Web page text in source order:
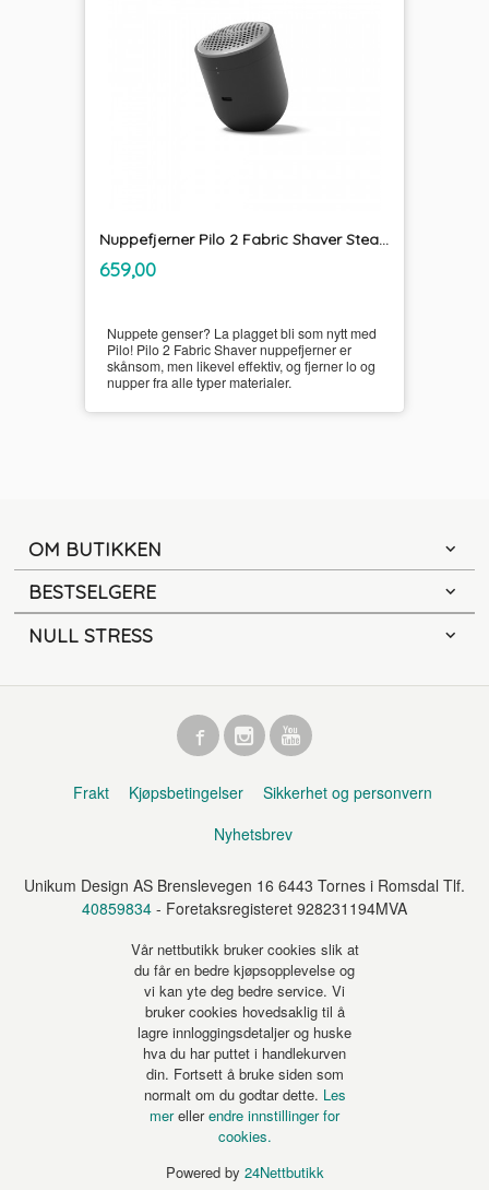
Nuppefjerner Pilo 2 Fabric Shaver Steamery
Pris
659,00mva.
Nuppete genser? La plagget bli som nytt med
Pilo! Pilo 2 Fabric Shaver nuppefjerner er
skånsom, men likevel effektiv, og fjerner lo og
nupper fra alle typer materialer.
OM BUTIKKEN
BESTSELGERE
NULL STRESS
Frakt Kjøpsbetingelser
Sikkerhet og personvern
Nyhetsbrev
Unikum Design AS Brenslevegen 16 6443 Tornes i Romsdal Tlf.
40859834 - Foretaksregisteret 928231194MVA
Vår nettbutikk bruker cookies slik at
du får en bedre kjøpsopplevelse og
vi kan yte deg bedre service. Vi
bruker cookies hovedsaklig til å
lagre innloggingsdetaljer og huske
hva du har puttet i handlekurven
din. Fortsett å bruke siden som
normalt om du godtar dette. Les
merellerendre innstillinger for
cookies.
Powered by 24Nettbutikk